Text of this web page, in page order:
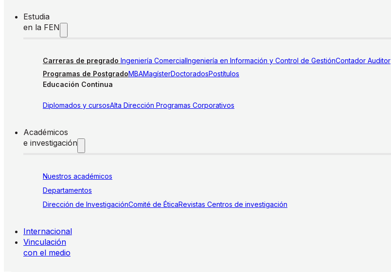
Estudia
en la FEN
Carreras de pregrado Ingeniería ComercialIngeniería en Información y Control de GestiónContador Auditor
Programas de PostgradoMBAMagísterDoctoradosPostítulos
Educación Continua
Diplomados y cursosAlta Dirección Programas Corporativos
Académicos
e investigación
Nuestros académicos
Departamentos
Dirección de InvestigaciónComité de ÉticaRevistas Centros de investigación
Internacional
Vinculación
con el medio